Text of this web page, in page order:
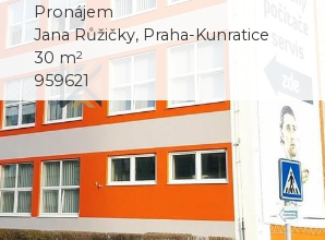
Pronájem
Jana Růžičky, Praha-Kunratice
30 m2
959621